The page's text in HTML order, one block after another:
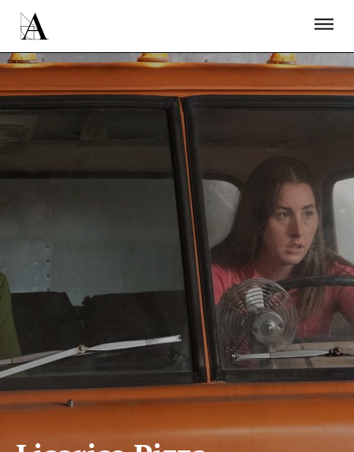
ACTUALIDAD
PROYECTOS
RESIDENCIAS
ÚNETE A LA ACADEMIA DE CINE
PRENSA